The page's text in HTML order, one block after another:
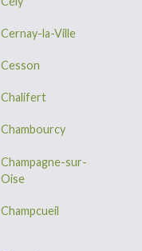
Cernay-la-Ville
Cesson
Chalifert
Chambourcy
Champagne-sur-
Oise
Champcueil